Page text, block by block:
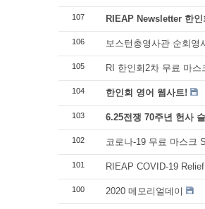
107 RIEAP Newsletter 한
106 보스턴총영사관 순회영
105 RI 한인회2차 무료 마스
104 한인회 영어 웹사트!
103 6.25전쟁 70주년 헌사
102 코로나-19 무료 마스크
101 RIEAP COVID-19
100 2020 메모리얼데이